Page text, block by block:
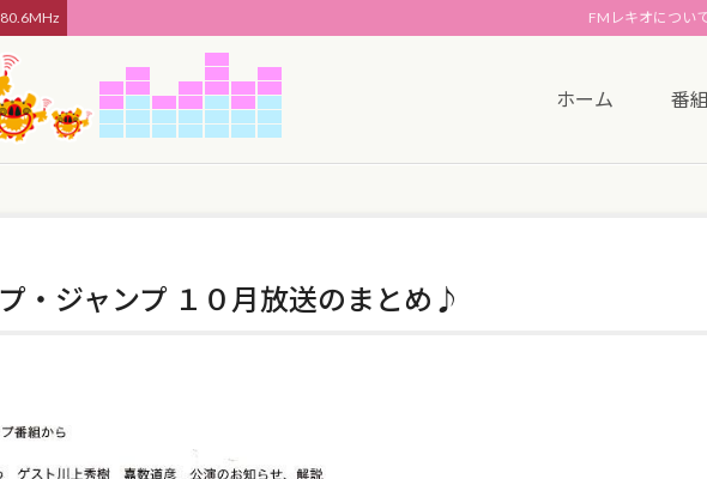
FMレキオについ
ホーム 番
・ジャンプ １０月放送のまとめ♪